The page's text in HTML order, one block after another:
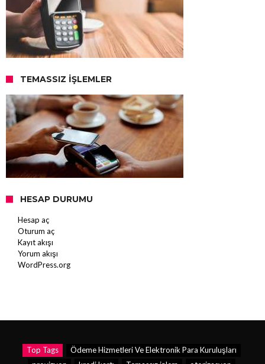
TEMASSIZ İŞLEMLER
HESAP DURUMU
Hesap aç
Oturum aç
Kayıt akışı
Yorum akışı
WordPress.org
Top Tags
Ödeme Hizmetleri Ve Elektronik Para Kuruluşları